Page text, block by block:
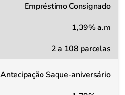
Empréstimo Consignado
1,39% a.m
2 a 108 parcelas
Antecipação Saque-aniversário